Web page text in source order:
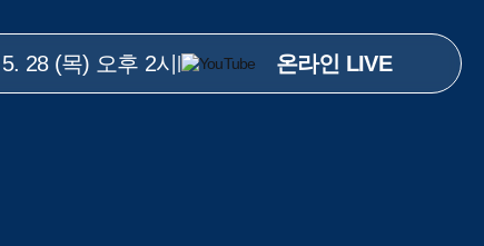
28 (목) 오후 2시 온라인 LIVE